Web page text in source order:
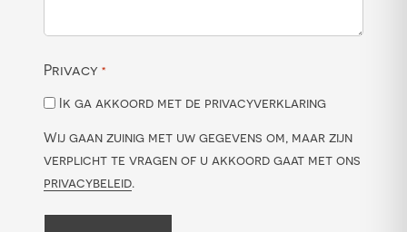
Privacy *
Ik ga akkoord met de privacyverklaring
Wij gaan zuinig met uw gegevens om, maar zijn
verplicht te vragen of u akkoord gaat met ons
privacybeleid.